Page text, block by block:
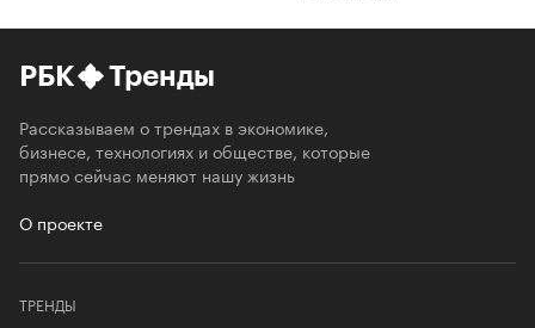
РБК Тренды
Рассказываем о трендах в экономике,
бизнесе, технологиях и обществе, которые
прямо сейчас меняют нашу жизнь
О проекте
ТРЕНДЫ